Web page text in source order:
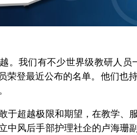
。我们有不少世界级教研人
荣登最近公布的名单。他们也
。
于超越极限和期望，在教学、
中风后手部护理社企的卢海珊